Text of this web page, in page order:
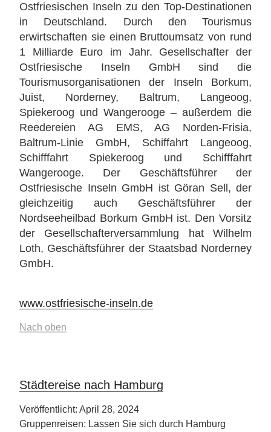
Ostfriesischen Inseln zu den Top-Destinationen
in Deutschland. Durch den Tourismus
erwirtschaften sie einen Bruttoumsatz von rund
1 Milliarde Euro im Jahr. Gesellschafter der
Ostfriesische Inseln GmbH sind die
Tourismusorganisationen der Inseln Borkum,
Juist, Norderney, Baltrum, Langeoog,
Spiekeroog und Wangerooge – außerdem die
Reedereien AG EMS, AG Norden-Frisia,
Baltrum-Linie GmbH, Schiffahrt Langeoog,
Schifffahrt Spiekeroog und Schifffahrt
Wangerooge. Der Geschäftsführer der
Ostfriesische Inseln GmbH ist Göran Sell, der
gleichzeitig auch Geschäftsführer der
Nordseeheilbad Borkum GmbH ist. Den Vorsitz
der Gesellschafterversammlung hat Wilhelm
Loth, Geschäftsführer der Staatsbad Norderney
GmbH.
www.ostfriesische-inseln.de
Nach oben
Städtereise nach Hamburg
Veröffentlicht: April 28, 2024
Gruppenreisen: Lassen Sie sich durch Hamburg